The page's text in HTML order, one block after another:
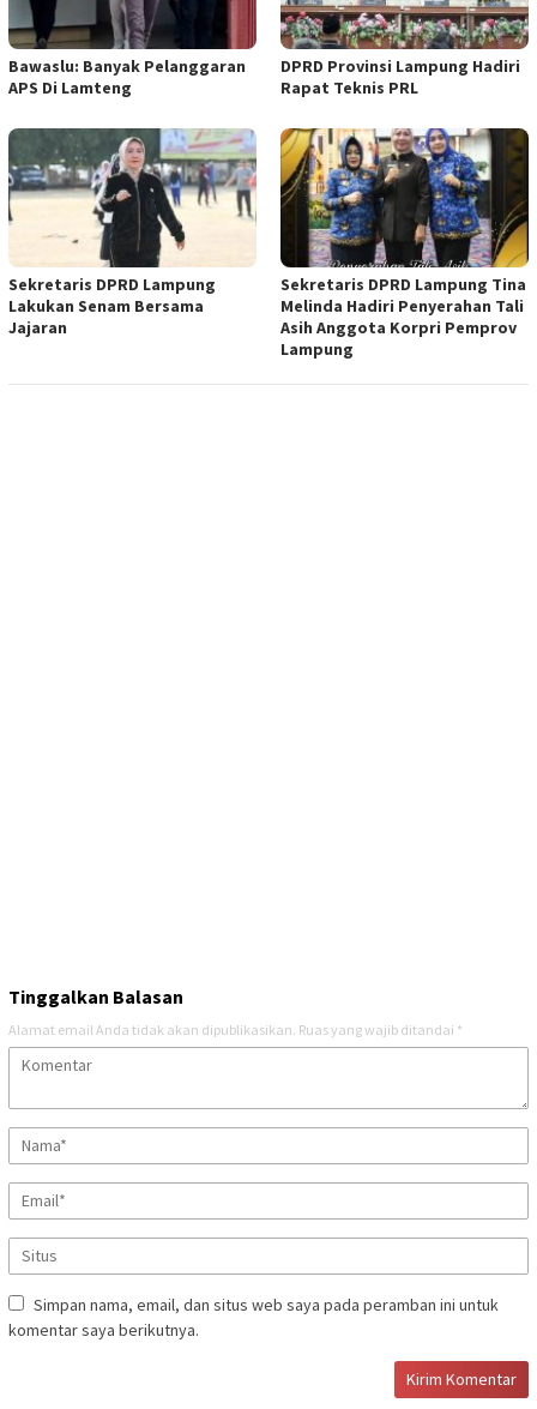
Bawaslu: Banyak Pelanggaran
APS Di Lamteng
DPRD Provinsi Lampung Hadiri
Rapat Teknis PRL
Sekretaris DPRD Lampung
Lakukan Senam Bersama
Jajaran
Sekretaris DPRD Lampung Tina
Melinda Hadiri Penyerahan Tali
Asih Anggota Korpri Pemprov
Lampung
Tinggalkan Balasan
Alamat email Anda tidak akan dipublikasikan. Ruas yang wajib ditandai *
Simpan nama, email, dan situs web saya pada peramban ini untuk
komentar saya berikutnya.